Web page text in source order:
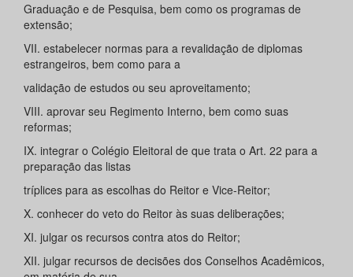
Graduação e de Pesquisa, bem como os programas de
extensão;
VII. estabelecer normas para a revalidação de diplomas
estrangeiros, bem como para a
validação de estudos ou seu aproveitamento;
VIII. aprovar seu Regimento Interno, bem como suas
reformas;
IX. integrar o Colégio Eleitoral de que trata o Art. 22 para a
preparação das listas
tríplices para as escolhas do Reitor e Vice-Reitor;
X. conhecer do veto do Reitor às suas deliberações;
XI. julgar os recursos contra atos do Reitor;
XII. julgar recursos de decisões dos Conselhos Acadêmicos,